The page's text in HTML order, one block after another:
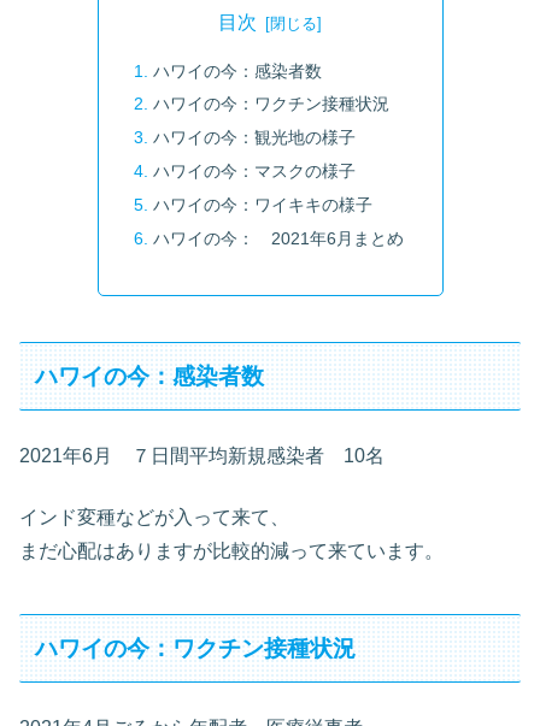
目次
ハワイの今：感染者数
ハワイの今：ワクチン接種状況
ハワイの今：観光地の様子
ハワイの今：マスクの様子
ハワイの今：ワイキキの様子
ハワイの今： 2021年6月まとめ
ハワイの今：感染者数
2021年6月 ７日間平均新規感染者 10名
インド変種などが入って来て、
まだ心配はありますが比較的減って来ています。
ハワイの今：ワクチン接種状況